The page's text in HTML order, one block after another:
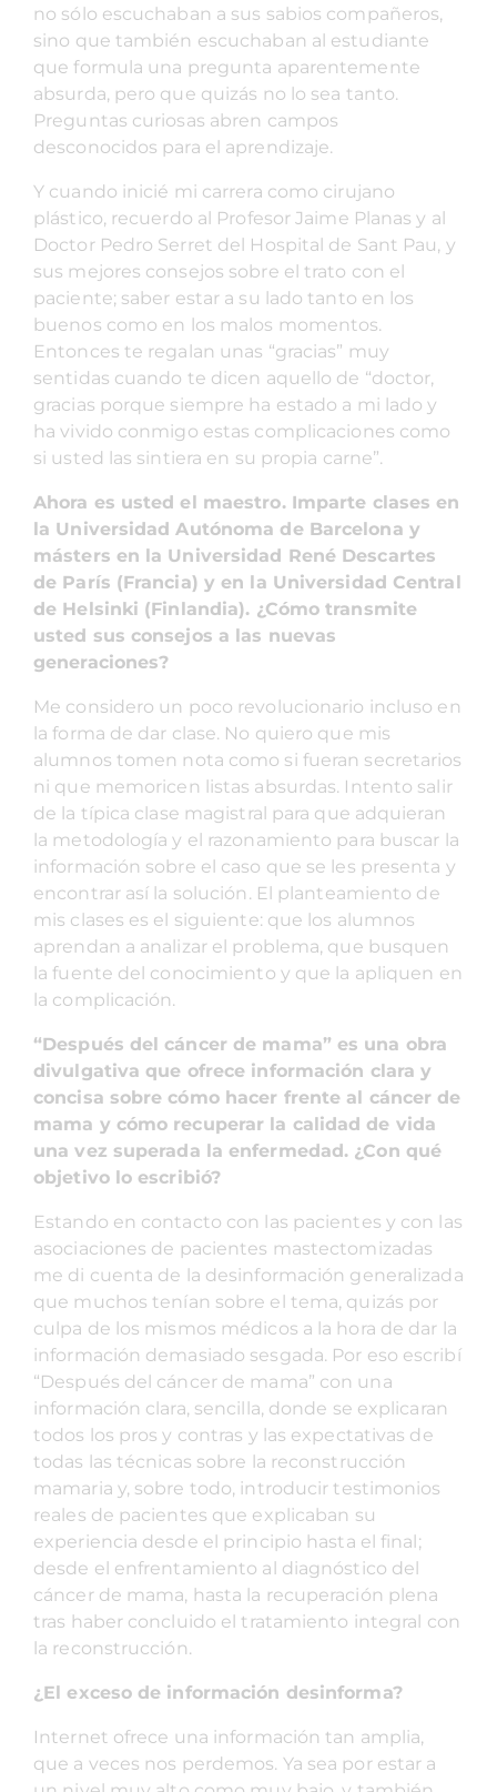
no sólo escuchaban a sus sabios compañeros,
sino que también escuchaban al estudiante
que formula una pregunta aparentemente
absurda, pero que quizás no lo sea tanto.
Preguntas curiosas abren campos
desconocidos para el aprendizaje.
Y cuando inicié mi carrera como cirujano
plástico, recuerdo al Profesor Jaime Planas y al
Doctor Pedro Serret del Hospital de Sant Pau, y
sus mejores consejos sobre el trato con el
paciente; saber estar a su lado tanto en los
buenos como en los malos momentos.
Entonces te regalan unas “gracias” muy
sentidas cuando te dicen aquello de “doctor,
gracias porque siempre ha estado a mi lado y
ha vivido conmigo estas complicaciones como
si usted las sintiera en su propia carne”.
Ahora es usted el maestro. Imparte clases en
la Universidad Autónoma de Barcelona y
másters en la Universidad René Descartes
de París (Francia) y en la Universidad Central
de Helsinki (Finlandia). ¿Cómo transmite
usted sus consejos a las nuevas
generaciones?
Me considero un poco revolucionario incluso en
la forma de dar clase. No quiero que mis
alumnos tomen nota como si fueran secretarios
ni que memoricen listas absurdas. Intento salir
de la típica clase magistral para que adquieran
la metodología y el razonamiento para buscar la
información sobre el caso que se les presenta y
encontrar así la solución. El planteamiento de
mis clases es el siguiente: que los alumnos
aprendan a analizar el problema, que busquen
la fuente del conocimiento y que la apliquen en
la complicación.
“Después del cáncer de mama” es una obra
divulgativa que ofrece información clara y
concisa sobre cómo hacer frente al cáncer de
mama y cómo recuperar la calidad de vida
una vez superada la enfermedad. ¿Con qué
objetivo lo escribió?
Estando en contacto con las pacientes y con las
asociaciones de pacientes mastectomizadas
me di cuenta de la desinformación generalizada
que muchos tenían sobre el tema, quizás por
culpa de los mismos médicos a la hora de dar la
información demasiado sesgada. Por eso escribí
“Después del cáncer de mama” con una
información clara, sencilla, donde se explicaran
todos los pros y contras y las expectativas de
todas las técnicas sobre la reconstrucción
mamaria y, sobre todo, introducir testimonios
reales de pacientes que explicaban su
experiencia desde el principio hasta el final;
desde el enfrentamiento al diagnóstico del
cáncer de mama, hasta la recuperación plena
tras haber concluido el tratamiento integral con
la reconstrucción.
¿El exceso de información desinforma?
Internet ofrece una información tan amplia,
que a veces nos perdemos. Ya sea por estar a